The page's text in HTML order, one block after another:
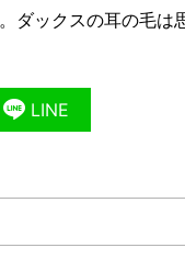
ダックスの耳の毛は
LINE